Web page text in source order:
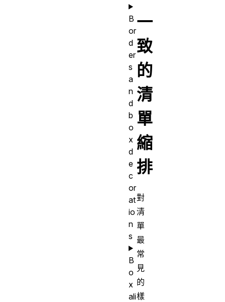
一
致
的
清
單
縮
排
對
清
單
最
常
見
的
樣
B
or
d
er
s
a
n
d
b
o
x
d
e
c
or
at
io
n
s
B
o
x
ali